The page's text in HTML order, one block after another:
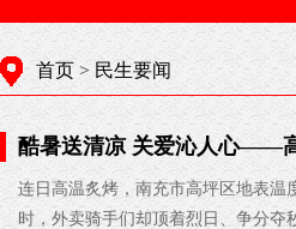
首页 > 民生要闻
酷暑送清凉 关爱沁人心——
07-22
连日高温炙烤，南充市高坪区地表温
时，外卖骑手们却顶着烈日、争分夺